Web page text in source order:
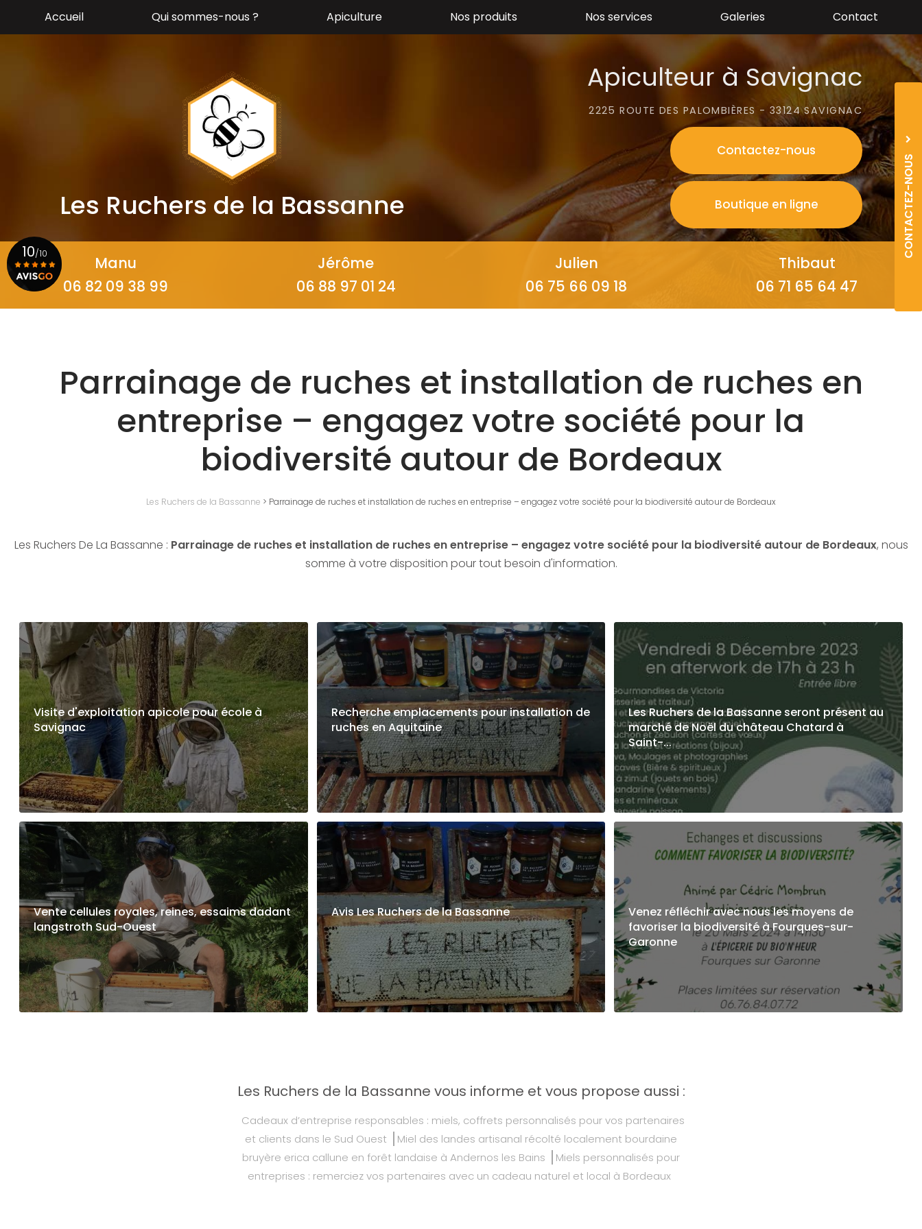
Accueil Qui sommes-nous ? Apiculture Nos produits Nos services Galeries Contact
Les Ruchers de la Bassanne
Apiculteur à Savignac
2225 ROUTE DES PALOMBIÈRES - 33124 SAVIGNAC
Contactez-nous
Boutique en ligne
Manu
06 82 09 38 99
Jérôme
06 88 97 01 24
Julien
06 75 66 09 18
Thibaut
06 71 65 64 47
10/10
Parrainage de ruches et installation de ruches en
entreprise – engagez votre société pour la
biodiversité autour de Bordeaux
Les Ruchers de la Bassanne > Parrainage de ruches et installation de ruches en entreprise – engagez votre société pour la biodiversité autour de Bordeaux
Les Ruchers De La Bassanne : Parrainage de ruches et installation de ruches en entreprise – engagez votre société pour la biodiversité autour de Bordeaux, nous
somme à votre disposition pour tout besoin d'information.
Visite d'exploitation apicole pour école à
Savignac
Recherche emplacements pour installation de
ruches en Aquitaine
Les Ruchers de la Bassanne seront présent au
marché de Noël du château Chatard à
Saint-...
Vente cellules royales, reines, essaims dadant
langstroth Sud-Ouest
Avis Les Ruchers de la Bassanne
Venez réfléchir avec nous les moyens de
favoriser la biodiversité à Fourques-sur-
Garonne
Les Ruchers de la Bassanne vous informe et vous propose aussi :
Cadeaux d’entreprise responsables : miels, coffrets personnalisés pour vos partenaires
et clients dans le Sud Ouest
Miel des landes artisanal récolté localement bourdaine
bruyère erica callune en forêt landaise à Andernos les Bains
Miels personnalisés pour
entreprises : remerciez vos partenaires avec un cadeau naturel et local à Bordeaux
CONTACTEZ-NOUS